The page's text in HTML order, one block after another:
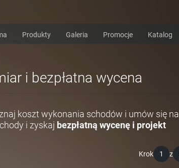
Produkty Galeria Promocje Katalog
i bezpłatna wycena
koszt wykonania schodów i umów się na
i zyskaj bezpłatną wycenę i projekt
Krok 1 z